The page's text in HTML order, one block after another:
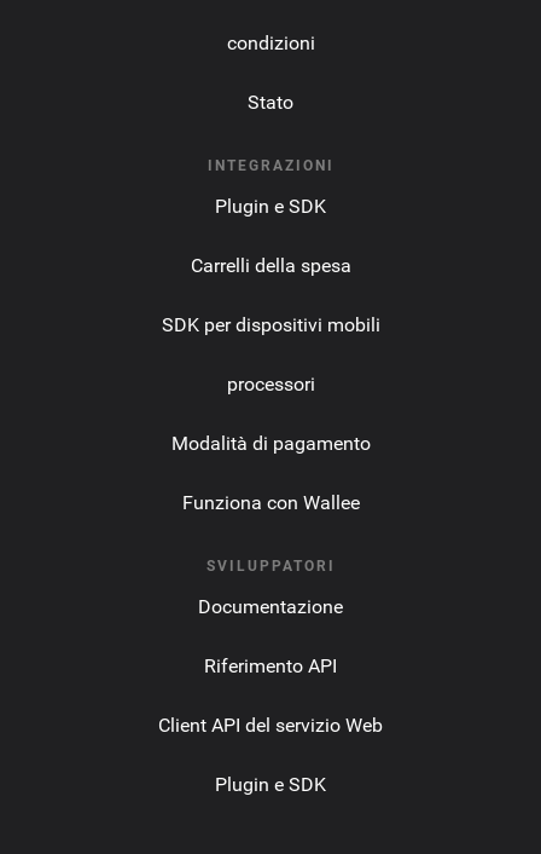
condizioni
Stato
INTEGRAZIONI
Plugin e SDK
Carrelli della spesa
SDK per dispositivi mobili
processori
Modalità di pagamento
Funziona con Wallee
SVILUPPATORI
Documentazione
Riferimento API
Client API del servizio Web
Plugin e SDK